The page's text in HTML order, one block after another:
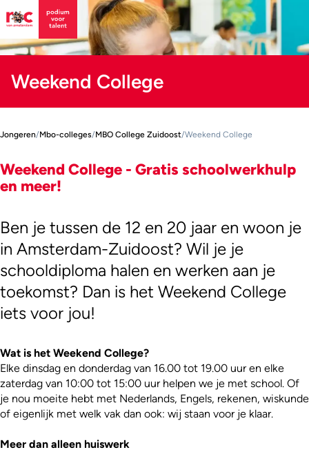
Weekend College
Jongeren/Mbo-colleges/MBO College Zuidoost/Weekend College
Weekend College - Gratis schoolwerkhulp
en meer!
Ben je tussen de 12 en 20 jaar en woon je
in Amsterdam-Zuidoost? Wil je je
schooldiploma halen en werken aan je
toekomst? Dan is het Weekend College
iets voor jou!
Wat is het Weekend College?
Elke dinsdag en donderdag van 16.00 tot 19.00 uur en elke
zaterdag van 10:00 tot 15:00 uur helpen we je met school. Of
je nou moeite hebt met Nederlands, Engels, rekenen, wiskunde
of eigenlijk met welk vak dan ook: wij staan voor je klaar.
Meer dan alleen huiswerk